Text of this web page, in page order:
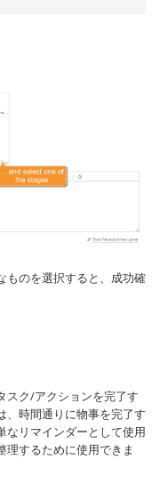
ものを選択すると、成功確
スク/アクションを完了す
、時間通りに物事を完了す
なリマインダーとして使用
理するために使用できま